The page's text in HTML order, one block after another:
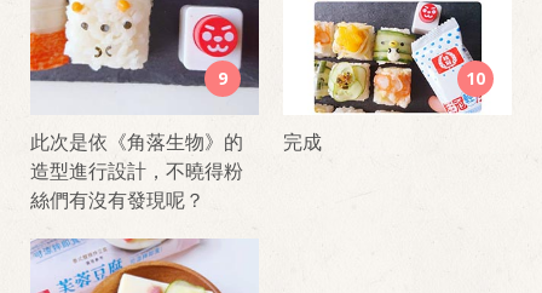
9
此次是依《角落生物》的
造型進行設計，不曉得粉
絲們有沒有發現呢？
10
完成